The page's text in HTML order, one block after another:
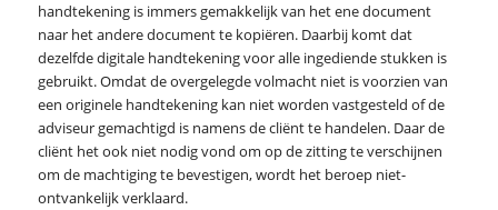
handtekening is immers gemakkelijk van het ene document
naar het andere document te kopiëren. Daarbij komt dat
dezelfde digitale handtekening voor alle ingediende stukken is
gebruikt. Omdat de overgelegde volmacht niet is voorzien van
een originele handtekening kan niet worden vastgesteld of de
adviseur gemachtigd is namens de cliënt te handelen. Daar de
cliënt het ook niet nodig vond om op de zitting te verschijnen
om de machtiging te bevestigen, wordt het beroep niet-
ontvankelijk verklaard.